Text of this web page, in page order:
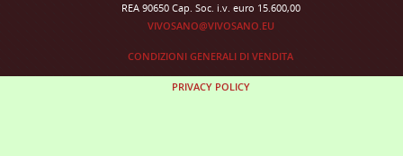
REA 90650 Cap. Soc. i.v. euro 15.600,00
VIVOSANO@VIVOSANO.EU
CONDIZIONI GENERALI DI VENDITA
PRIVACY POLICY